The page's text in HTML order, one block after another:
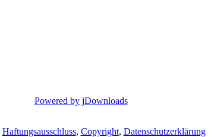
Powered by jDownloads
Haftungsausschluss, Copyright, Datenschutzerklärung